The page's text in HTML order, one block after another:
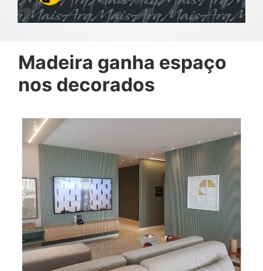
Madeira ganha espaço
nos decorados